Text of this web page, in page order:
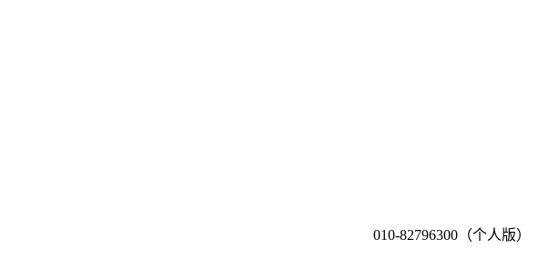
010-82796300（个人版）